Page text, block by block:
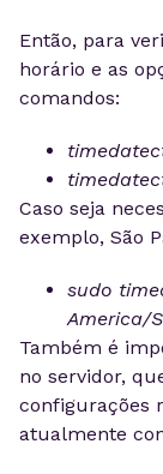
Então, para
horário e as
comandos:
Caso seja
exemplo, São
sudo
America/
Também é
no servidor,
configurações
atualmente